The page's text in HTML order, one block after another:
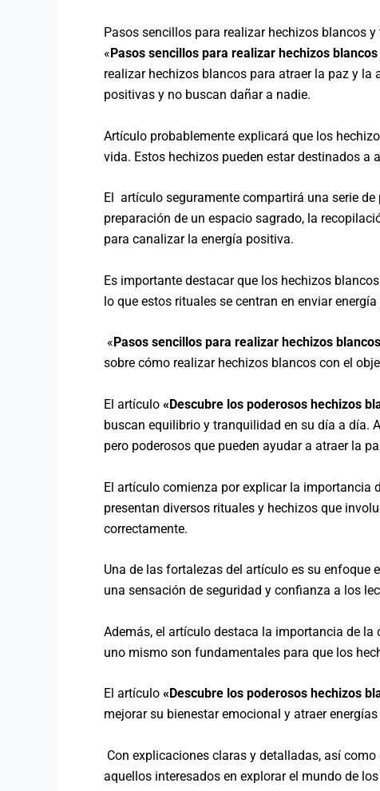
Pasos sencillos para realizar hechizos blancos
«Pasos sencillos para realizar hechizos
realizar hechizos blancos para atraer la paz y
positivas y no buscan dañar a nadie.
Artículo probablemente explicará que los
vida. Estos hechizos pueden estar destinados a
El artículo seguramente compartirá una serie
preparación de un espacio sagrado, la
para canalizar la energía positiva.
Es importante destacar que los hechizos
lo que estos rituales se centran en enviar
« Pasos sencillos para realizar hechizos
sobre cómo realizar hechizos blancos con el
El artículo «Descubre los poderosos hechizos
buscan equilibrio y tranquilidad en su día a día.
pero poderosos que pueden ayudar a atraer la
El artículo comienza por explicar la importancia
presentan diversos rituales y hechizos que
correctamente.
Una de las fortalezas del artículo es su enfoque
una sensación de seguridad y confianza a los
Además, el artículo destaca la importancia de
uno mismo son fundamentales para que los
El artículo «Descubre los poderosos hechizos
mejorar su bienestar emocional y atraer
Con explicaciones claras y detalladas, así
aquellos interesados en explorar el mundo de